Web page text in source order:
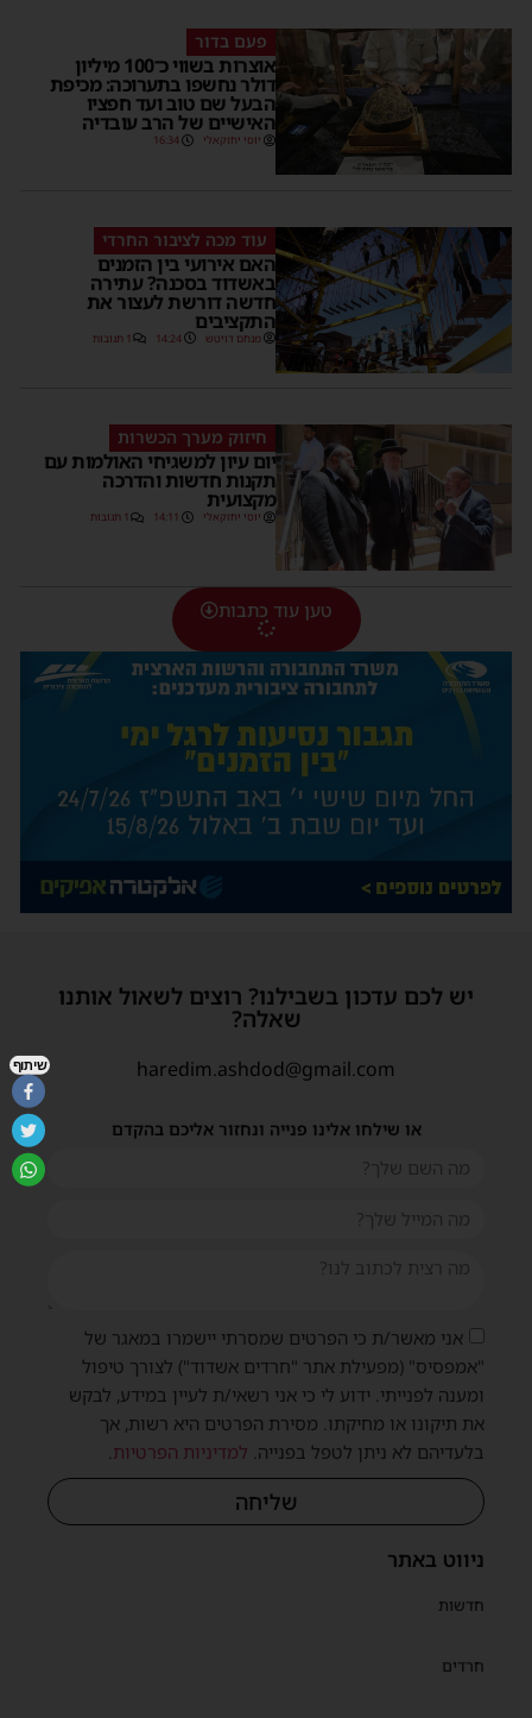
פעם בדור
אוצרות בשווי כ־100 מיליון
דולר נחשפו בתערוכה: מכיפת
הבעל שם טוב ועד חפציו
האישיים של הרב עובדיה
יוסי יחזקאלי 16:34
עוד מכה לציבור החרדי
האם אירועי בין הזמנים
באשדוד בסכנה? עתירה
חדשה דורשת לעצור את
התקציבים
מנחם דויטש 14:24 1 תגובות
חיזוק מערך הכשרות
יום עיון למשגיחי האולמות עם
תקנות חדשות והדרכה
מקצועית
יוסי יחזקאלי 14:11 1 תגובות
טען עוד כתבות
ניווט באתר
חדשות
חרדים
יש לכם עדכון בשבילנו? רוצים לשאול אותנו
שאלה?
haredim.ashdod@gmail.com
או שילחו אלינו פנייה ונחזור אליכם בהקדם
אני מאשר/ת כי הפרטים שמסרתי יישמרו במאגר של
"אמפסיס" (מפעילת אתר "חרדים אשדוד") לצורך טיפול
ומענה לפנייתי. ידוע לי כי אני רשאי/ת לעיין במידע, לבקש
את תיקונו או מחיקתו. מסירת הפרטים היא רשות, אך
בלעדיהם לא ניתן לטפל בפנייה. למדיניות הפרטיות
שליחה
שיתוף